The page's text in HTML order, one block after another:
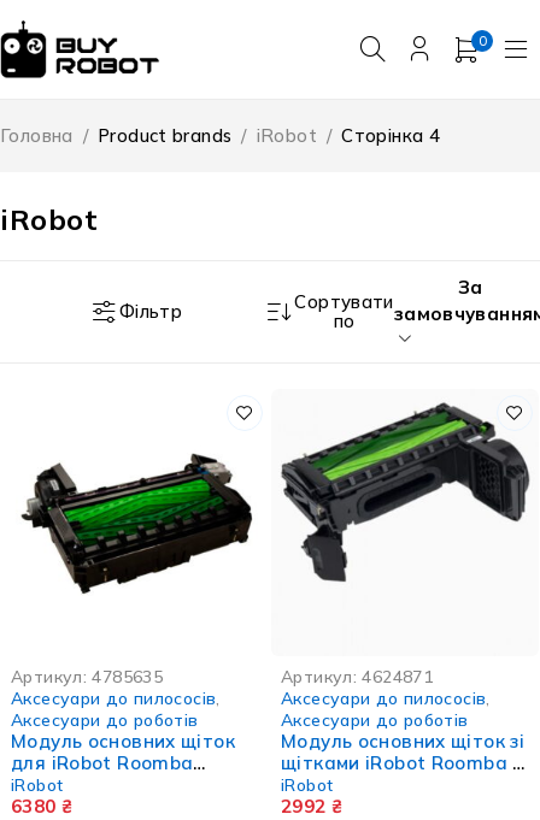
0
iRobot
Головна / Product brands / iRobot / Сторінка 4
Фільтр
Сортувати
по
За
Артикул:4785635
Аксесуари до пилососів
Аксесуари до роботів
Модуль основних щіток
для iRobot Roomba
Combo J серії
iRobot
6380 ₴
Артикул:4624871
Аксесуари до пилососів
Аксесуари до роботів
Модуль основних щіток зі
щітками iRobot Roomba i
та J серії
iRobot
2992 ₴